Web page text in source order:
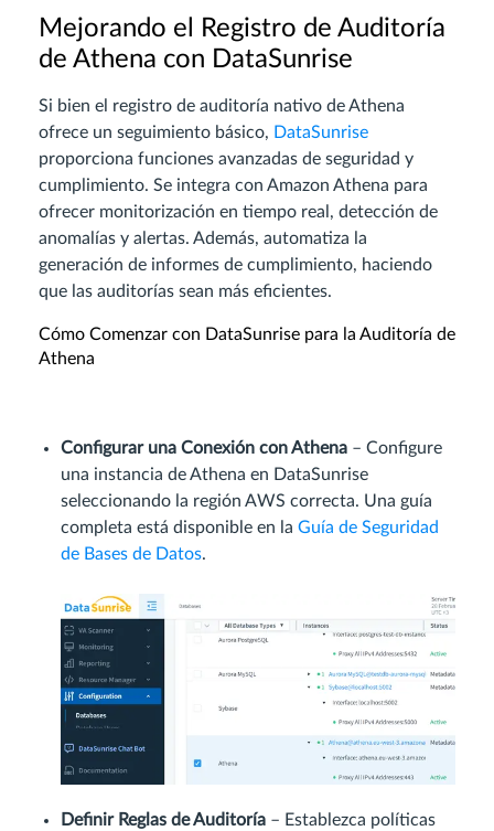
Mejorando el Registro de Auditoría
de Athena con DataSunrise
Si bien el registro de auditoría nativo de Athena
ofrece un seguimiento básico, DataSunrise
proporciona funciones avanzadas de seguridad y
cumplimiento. Se integra con Amazon Athena para
ofrecer monitorización en tiempo real, detección de
anomalías y alertas. Además, automatiza la
generación de informes de cumplimiento, haciendo
que las auditorías sean más eficientes.
Cómo Comenzar con DataSunrise para la Auditoría de
Athena
Configurar una Conexión con Athena – Configure
una instancia de Athena en DataSunrise
seleccionando la región AWS correcta. Una guía
completa está disponible en la Guía de Seguridad
de Bases de Datos.
Definir Reglas de Auditoría – Establezca políticas